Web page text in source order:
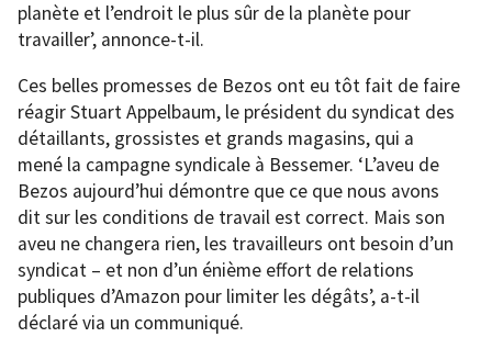
planète et l’endroit le plus sûr de la planète pour
travailler’, annonce-t-il.
Ces belles promesses de Bezos ont eu tôt fait de faire
réagir Stuart Appelbaum, le président du syndicat des
détaillants, grossistes et grands magasins, qui a
mené la campagne syndicale à Bessemer. ‘L’aveu de
Bezos aujourd’hui démontre que ce que nous avons
dit sur les conditions de travail est correct. Mais son
aveu ne changera rien, les travailleurs ont besoin d’un
syndicat – et non d’un énième effort de relations
publiques d’Amazon pour limiter les dégâts’, a-t-il
déclaré via un communiqué.